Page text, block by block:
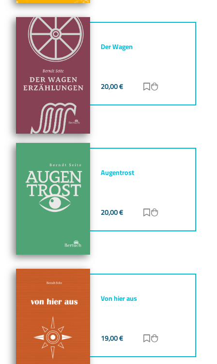
Der Wagen
20,00€ Zur Merkliste
Augentrost
20,00€ Zur Merkliste
Von hier aus
19,00€ Zur Merkliste